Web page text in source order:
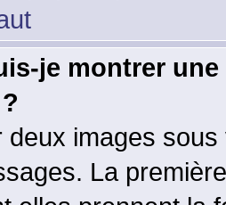
je montrer
deux images
La